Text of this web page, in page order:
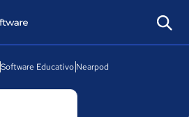
Software Educativo Nearpod